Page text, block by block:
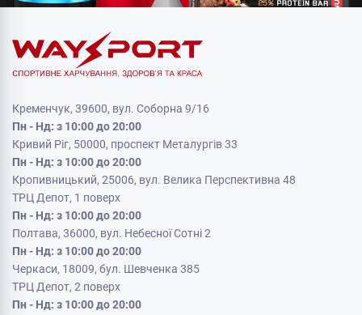
Кременчук, 39600, вул. Соборна 9/16
Пн - Нд: з 10:00 до 20:00
Кривий Ріг, 50000, проспект Металургів 33
Пн - Нд: з 10:00 до 20:00
Кропивницький, 25006, вул. Велика Перспективна 48
ТРЦ Депот, 1 поверх
Пн - Нд: з 10:00 до 20:00
Полтава, 36000, вул. Небесної Сотні 2
Пн - Нд: з 10:00 до 20:00
Черкаси, 18009, бул. Шевченка 385
ТРЦ Депот, 2 поверх
Пн - Нд: з 10:00 до 20:00